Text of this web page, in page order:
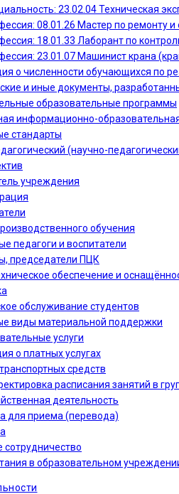
23.02.04 Техническая
08.01.26 Мастер по ремонту
18.01.33 Лаборант по
23.01.07 Машинист крана
о численности обучающихся по
и иные документы,
образовательные программы
информационно-
стандарты
(научно-
учреждения
обучения
педагоги и воспитатели​
председатели ПЦК
обеспечение и
обслуживание студентов
виды материальной поддержки
услуги
о платных услугах
средств
расписания занятий в
деятельность
для приема (перевода)
в образовательном